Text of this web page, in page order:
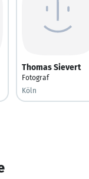
Thomas Sievert
Fotograf
Köln